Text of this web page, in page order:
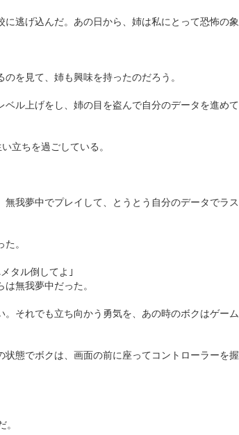
逃げ込んだ。あの日から、姉は私にとって恐怖の
を見て、姉も興味を持ったのだろう。
ル上げをし、姉の目を盗んで自分のデータを進め
立ちを過ごしている。
我夢中でプレイして、とうとう自分のデータでラ
。
タル倒してよ｣
無我夢中だった。
それでも立ち向かう勇気を、あの時のボクはゲー
態でボクは、画面の前に座ってコントローラーを